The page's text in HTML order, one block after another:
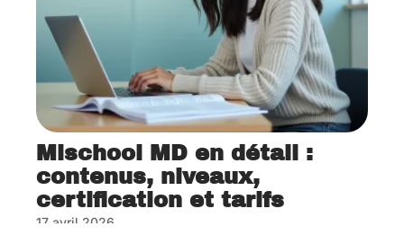
Mischool MD en détail :
contenus, niveaux,
certification et tarifs
17 avril 2026